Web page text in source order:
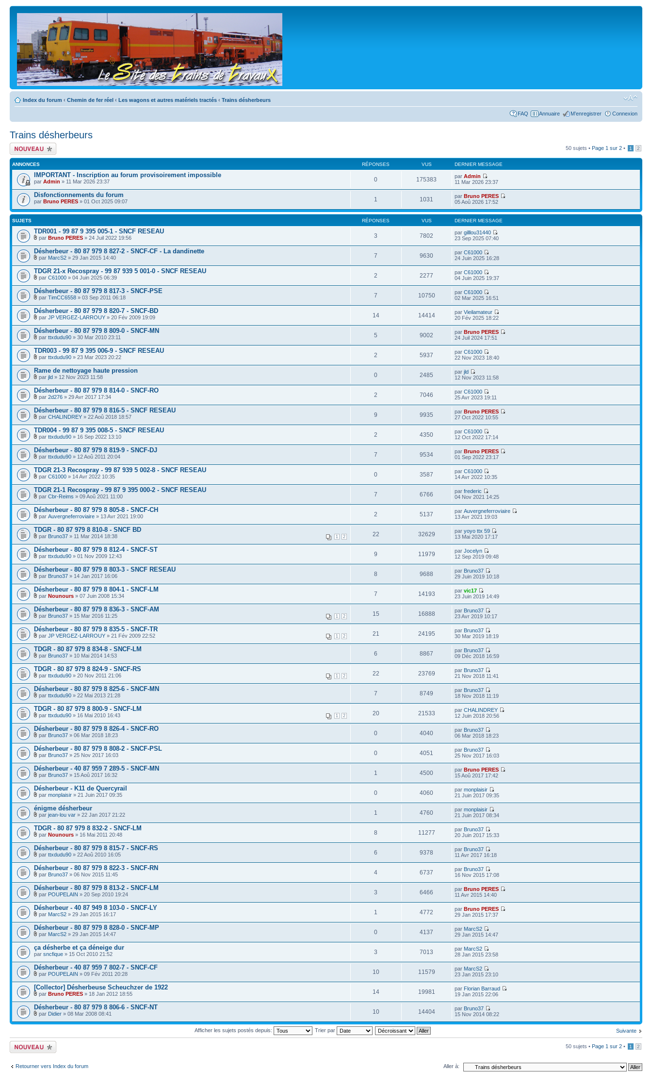
Index du forum ‹ Chemin de fer réel ‹ Les wagons et autres matériels tractés ‹ Trains désherbeurs
FAQ Annuaire M’enregistrer Connexion
Trains désherbeurs
Écrire un nouveau
sujet
50 sujets • Page 1 sur 2 • 1 2
ANNONCES RÉPONSES VUS DERNIER MESSAGE
IMPORTANT - Inscription au forum provisoirement impossible
par Admin » 11 Mar 2026 23:37 0 175383 parAdmin
11 Mar 2026 23:37
Disfonctionnements du forum
par Bruno PERES » 01 Oct 2025 09:07 1 1031 parBruno PERES
05 Aoû 2026 17:52
SUJETS RÉPONSES VUS DERNIER MESSAGE
TDR001 - 99 87 9 395 005-1 - SNCF RESEAU
par Bruno PERES » 24 Juil 2022 19:56 3 7802 pargilllou31440
23 Sep 2025 07:40
Désherbeur - 80 87 979 8 827-2 - SNCF-CF - La dandinette
par MarcS2 » 29 Jan 2015 14:40 7 9630 parC61000
24 Juin 2025 16:28
TDGR 21-x Recospray - 99 87 939 5 001-0 - SNCF RESEAU
par C61000 » 04 Juin 2025 06:39 2 2277 parC61000
04 Juin 2025 19:37
Désherbeur - 80 87 979 8 817-3 - SNCF-PSE
par TimCC6558 » 03 Sep 2011 06:18 7 10750 parC61000
02 Mar 2025 16:51
Désherbeur - 80 87 979 8 820-7 - SNCF-BD
par JP VERGEZ-LARROUY » 20 Fév 2009 19:09 14 14414 parVieilamateur
20 Fév 2025 18:22
Désherbeur - 80 87 979 8 809-0 - SNCF-MN
par ttxdudu90 » 30 Mar 2010 23:11 5 9002 parBruno PERES
24 Juil 2024 17:51
TDR003 - 99 87 9 395 006-9 - SNCF RESEAU
par ttxdudu90 » 23 Mar 2023 20:22 2 5937 parC61000
22 Nov 2023 18:40
Rame de nettoyage haute pression
par jld » 12 Nov 2023 11:58 0 2485 parjld
12 Nov 2023 11:58
Désherbeur - 80 87 979 8 814-0 - SNCF-RO
par 2d276 » 29 Avr 2017 17:34 2 7046 parC61000
25 Avr 2023 19:11
Désherbeur - 80 87 979 8 816-5 - SNCF RESEAU
par CHALINDREY » 22 Aoû 2018 18:57 9 9935 parBruno PERES
27 Oct 2022 10:55
TDR004 - 99 87 9 395 008-5 - SNCF RESEAU
par ttxdudu90 » 16 Sep 2022 13:10 2 4350 parC61000
12 Oct 2022 17:14
Désherbeur - 80 87 979 8 819-9 - SNCF-DJ
par ttxdudu90 » 12 Aoû 2011 20:04 7 9534 parBruno PERES
01 Sep 2022 23:17
TDGR 21-3 Recospray - 99 87 939 5 002-8 - SNCF RESEAU
par C61000 » 14 Avr 2022 10:35 0 3587 parC61000
14 Avr 2022 10:35
TDGR 21-1 Recospray - 99 87 9 395 000-2 - SNCF RESEAU
par Cbr-Reims » 09 Aoû 2021 11:00 7 6766 parfrederic
04 Nov 2021 14:25
Désherbeur - 80 87 979 8 805-8 - SNCF-CH
par Auvergneferroviaire » 13 Avr 2021 19:00 2 5137 parAuvergneferroviaire
13 Avr 2021 19:03
TDGR - 80 87 979 8 810-8 - SNCF BD
1 2
par Bruno37 » 11 Mar 2014 18:38 22 32629 paryoyo ttx 59
13 Mai 2020 17:17
Désherbeur - 80 87 979 8 812-4 - SNCF-ST
par ttxdudu90 » 01 Nov 2009 12:43 9 11979 parJocelyn
12 Sep 2019 09:48
Désherbeur - 80 87 979 8 803-3 - SNCF RESEAU
par Bruno37 » 14 Jan 2017 16:06 8 9688 par Bruno37
29 Juin 2019 10:18
Désherbeur - 80 87 979 8 804-1 - SNCF-LM
par Nounours » 07 Juin 2008 15:34 7 14193 parvic17
23 Juin 2019 14:49
Désherbeur - 80 87 979 8 836-3 - SNCF-AM
1 2
par Bruno37 » 15 Mar 2016 11:25 15 16888 par Bruno37
23 Avr 2019 10:17
Désherbeur - 80 87 979 8 835-5 - SNCF-TR
1 2
par JP VERGEZ-LARROUY » 21 Fév 2009 22:52 21 24195 par Bruno37
30 Mar 2019 18:19
TDGR - 80 87 979 8 834-8 - SNCF-LM
par Bruno37 » 10 Mai 2014 14:53 6 8867 par Bruno37
09 Déc 2018 16:59
TDGR - 80 87 979 8 824-9 - SNCF-RS
1 2
par ttxdudu90 » 20 Nov 2011 21:06 22 23769 par Bruno37
21 Nov 2018 11:41
Désherbeur - 80 87 979 8 825-6 - SNCF-MN
par ttxdudu90 » 22 Mai 2013 21:28 7 8749 par Bruno37
18 Nov 2018 11:19
TDGR - 80 87 979 8 800-9 - SNCF-LM
1 2
par ttxdudu90 » 16 Mai 2010 16:43 20 21533 parCHALINDREY
12 Juin 2018 20:56
Désherbeur - 80 87 979 8 826-4 - SNCF-RO
par Bruno37 » 06 Mar 2018 18:23 0 4040 par Bruno37
06 Mar 2018 18:23
Désherbeur - 80 87 979 8 808-2 - SNCF-PSL
par Bruno37 » 25 Nov 2017 16:03 0 4051 par Bruno37
25 Nov 2017 16:03
Désherbeur - 40 87 959 7 289-5 - SNCF-MN
par Bruno37 » 15 Aoû 2017 16:32 1 4500 parBruno PERES
15 Aoû 2017 17:42
Désherbeur - K11 de Quercyrail
par monplaisir » 21 Juin 2017 09:35 0 4060 parmonplaisir
21 Juin 2017 09:35
énigme désherbeur
par jean-lou var » 22 Jan 2017 21:22 1 4760 parmonplaisir
21 Juin 2017 08:34
TDGR - 80 87 979 8 832-2 - SNCF-LM
par Nounours » 16 Mai 2011 20:48 8 11277 par Bruno37
20 Juin 2017 15:33
Désherbeur - 80 87 979 8 815-7 - SNCF-RS
par ttxdudu90 » 22 Aoû 2010 16:05 6 9378 par Bruno37
11 Avr 2017 16:18
Désherbeur - 80 87 979 8 822-3 - SNCF-RN
par Bruno37 » 06 Nov 2015 11:45 4 6737 par Bruno37
16 Nov 2015 17:08
Désherbeur - 80 87 979 8 813-2 - SNCF-LM
par POUPELAIN » 20 Sep 2010 19:24 3 6466 parBruno PERES
11 Avr 2015 14:40
Désherbeur - 40 87 949 8 103-0 - SNCF-LY
par MarcS2 » 29 Jan 2015 16:17 1 4772 parBruno PERES
29 Jan 2015 17:37
Désherbeur - 80 87 979 8 828-0 - SNCF-MP
par MarcS2 » 29 Jan 2015 14:47 0 4137 par MarcS2
29 Jan 2015 14:47
ça désherbe et ça déneige dur
par sncfique » 15 Oct 2010 21:52 3 7013 par MarcS2
28 Jan 2015 23:58
Désherbeur - 40 87 959 7 802-7 - SNCF-CF
par POUPELAIN » 09 Fév 2011 20:28 10 11579 par MarcS2
23 Jan 2015 23:10
[Collector] Désherbeuse Scheuchzer de 1922
par Bruno PERES » 18 Jan 2012 18:55 14 19981 par Florian Barraud
19 Jan 2015 22:06
Désherbeur - 80 87 979 8 806-6 - SNCF-NT
par Didier » 08 Mar 2008 08:41 10 14404 par Bruno37
15 Nov 2014 08:22
Suivante
Afficher les sujets postés depuis: Trier par
Écrire un nouveau
sujet
50 sujets • Page 1 sur 2 • 1 2
Retourner vers Index du forum Aller à: